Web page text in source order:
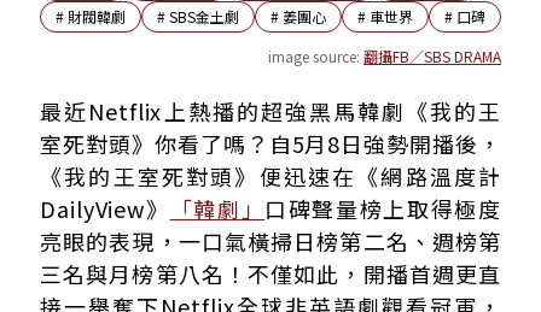
# 財閥韓劇 #SBS金土劇 # 姜團心 # 車世界 # 口碑
image source: 翻攝FB／SBS DRAMA
朝鮮妖女穿越現代！遇上資本主義怪物展開相愛相殺
看點一：穿越、財閥、惡女三大元素一次到位
看點二：林智妍惡女演技再進化 一人分飾兩角
看點三：許楠儁瘋批財閥打破霸總老梗
看點四：精彩配角陣容撐起全劇厚度
開播成績亮眼！穩坐Netflix全球冠軍、網友好評不斷
最近Netflix上熱播的超強黑馬韓劇《我的王
室死對頭》你看了嗎？自5月8日強勢開播後，
《我的王室死對頭》便迅速在《網路溫度計
DailyView》
「韓劇」 口碑聲量榜上取得極度
亮眼的表現，一口氣橫掃日榜第二名、週榜第
三名與月榜第八名！不僅如此，開播首週更直